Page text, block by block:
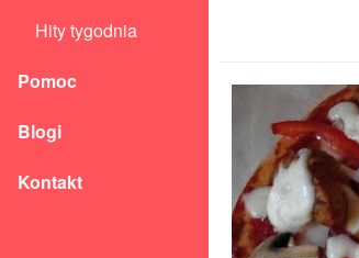
Hity tygodnia
Pomoc
Blogi
Kontakt